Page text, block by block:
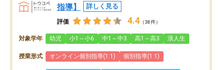
指導】
詳しく見る
評価 4.4 （38件）
対象学年 幼児 小1～小6 中1～中3 高1～高3 浪人生
授業形式 オンライン個別指導(1:1) 個別指導(1:1)